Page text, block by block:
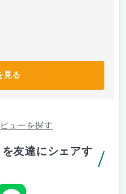
見る
ューを探す
友達にシェアす